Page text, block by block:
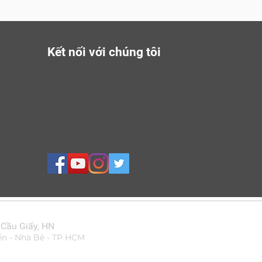
Kết nối với chúng tôi
Giấy, HN
- Nhà Bè - TP HCM